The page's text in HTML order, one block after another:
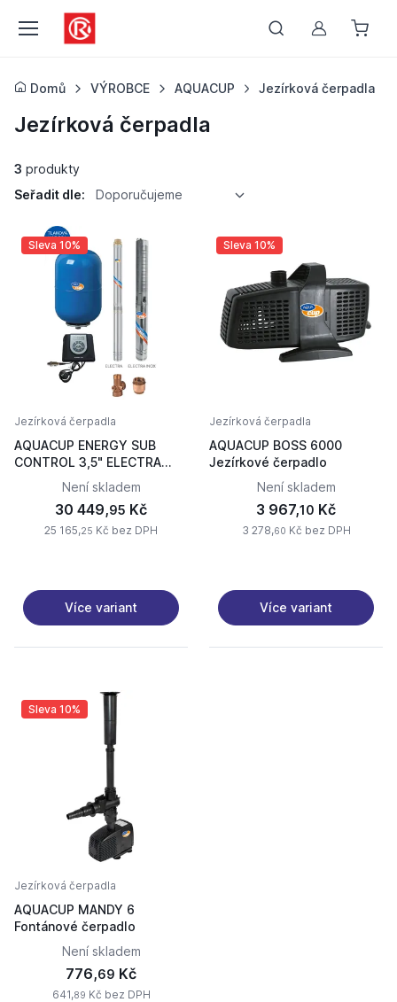
Můj účet
Domů VÝROBCE AQUACUP Jezírková čerpadla
Jezírková čerpadla
3 produkty
Seřadit dle:
Doporučujeme
Sleva 10%
Jezírková čerpadla
AQUACUP ENERGY SUB
CONTROL 3,5" ELECTRA
Není skladem
30 449,95 Kč
25 165,25 Kč bez DPH
Více variant
Sleva 10%
Jezírková čerpadla
AQUACUP BOSS 6000
Jezírkové čerpadlo
Není skladem
3 967,10 Kč
3 278,60 Kč bez DPH
Více variant
Sleva 10%
Jezírková čerpadla
AQUACUP MANDY 6
Fontánové čerpadlo
Není skladem
776,69 Kč
641,89 Kč bez DPH